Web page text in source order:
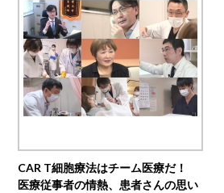
CAR T細胞療法はチーム医療だ！
医療従事者の情熱、患者さんの思い